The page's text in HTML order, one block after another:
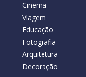
Cinema
Viagem
Educação
Fotografia
Arquitetura
Decoração